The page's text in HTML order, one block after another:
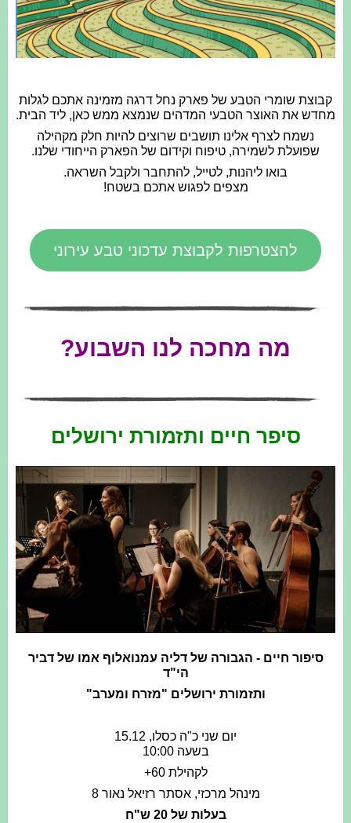
קבוצת שומרי הטבע של פארק נחל דרגה מזמינה אתכם לגלות
מחדש את האוצר הטבעי המדהים שנמצא ממש כאן, ליד הבית.
נשמח לצרף אלינו תושבים שרוצים להיות חלק מקהילה
שפועלת לשמירה, טיפוח וקידום של הפארק הייחודי שלנו.
בואו ליהנות, לטייל, להתחבר ולקבל השראה.
מצפים לפגוש אתכם בשטח!
להצטרפות לקבוצת עדכוני טבע עירוני
מה מחכה לנו השבוע?
סיפר חיים ותזמורת ירושלים
סיפור חיים - הגבורה של דליה עמנואלוף אמו של דביר
הי"ד
ותזמורת ירושלים "מזרח ומערב"
יום שני כ"ה כסלו, 15.12
בשעה 10:00
לקהילת 60+
מינהל מרכזי, אסתר רזיאל נאור 8
בעלות של 20 ש"ח